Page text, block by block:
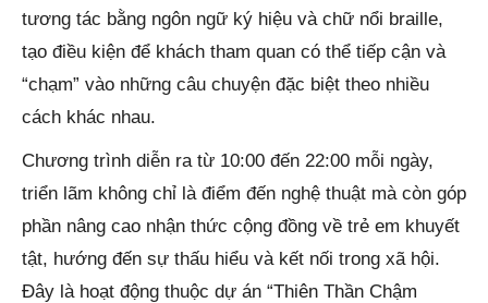
tương tác bằng ngôn ngữ ký hiệu và chữ nổi braille,
tạo điều kiện để khách tham quan có thể tiếp cận và
“chạm” vào những câu chuyện đặc biệt theo nhiều
cách khác nhau.
Chương trình diễn ra từ 10:00 đến 22:00 mỗi ngày,
triển lãm không chỉ là điểm đến nghệ thuật mà còn góp
phần nâng cao nhận thức cộng đồng về trẻ em khuyết
tật, hướng đến sự thấu hiểu và kết nối trong xã hội.
Đây là hoạt động thuộc dự án “Thiên Thần Chậm